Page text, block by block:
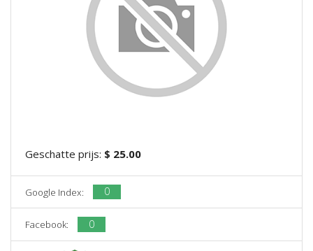
Geschatte prijs: $ 25.00
Google Index: 0
Facebook: 0